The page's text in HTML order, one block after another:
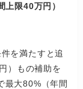
上限40万円）
を満たすと追
）もの補助を
最大80%（年間